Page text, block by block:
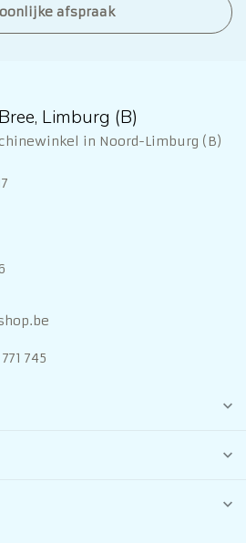
afspraak
Limburg (B)
in Noord-Limburg (B)
745